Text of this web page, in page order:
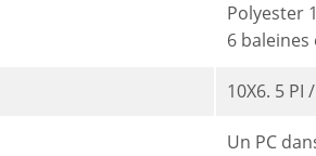
Polyester
6 baleines
10X6. 5 PI
Un PC